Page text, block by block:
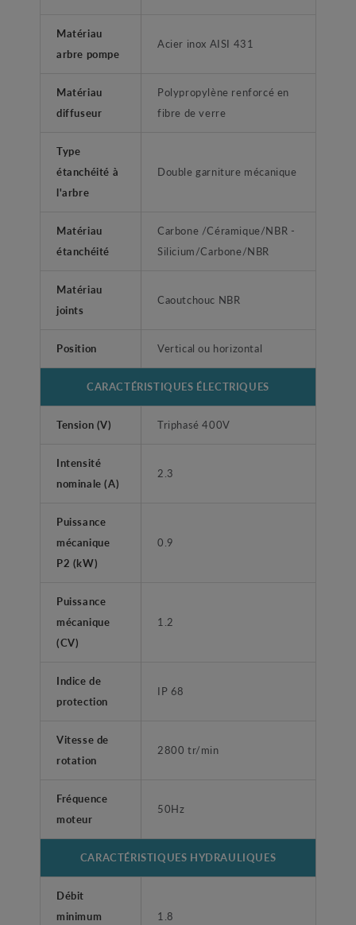
Matériau
arbre pompe
Acier inox AISI 431
Matériau
diffuseur
Polypropylène renforcé en
fibre de verre
Type
étanchéité à
l'arbre
Double garniture mécanique
Matériau
étanchéité
Carbone /Céramique/NBR -
Silicium/Carbone/NBR
Matériau
joints
Caoutchouc NBR
Position Vertical ou horizontal
CARACTÉRISTIQUES ÉLECTRIQUES
Tension (V) Triphasé 400V
Intensité
nominale (A)
2.3
Puissance
mécanique
P2 (kW)
0.9
Puissance
mécanique
(CV)
1.2
Indice de
protection
IP 68
Vitesse de
rotation
2800 tr/min
Fréquence
moteur
50Hz
CARACTÉRISTIQUES HYDRAULIQUES
Débit
minimum
1.8